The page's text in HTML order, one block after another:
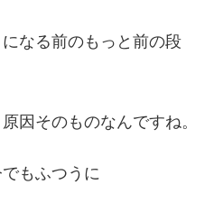
なる前のもっと前の段
因そのものなんですね。
もふつうに